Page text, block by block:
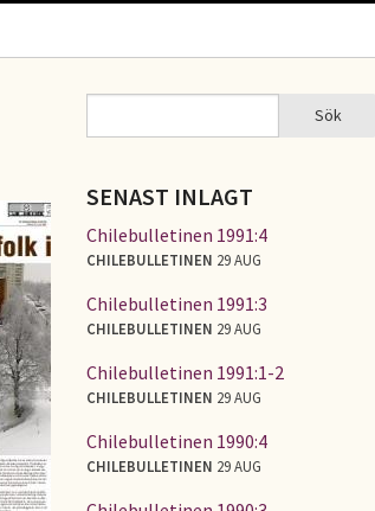
SÖKFORMULÄR Sök
SENAST INLAGT
Chilebulletinen 1991:4
CHILEBULLETINEN 29 AUG
Chilebulletinen 1991:3
CHILEBULLETINEN 29 AUG
Chilebulletinen 1991:1-2
CHILEBULLETINEN 29 AUG
Chilebulletinen 1990:4
CHILEBULLETINEN 29 AUG